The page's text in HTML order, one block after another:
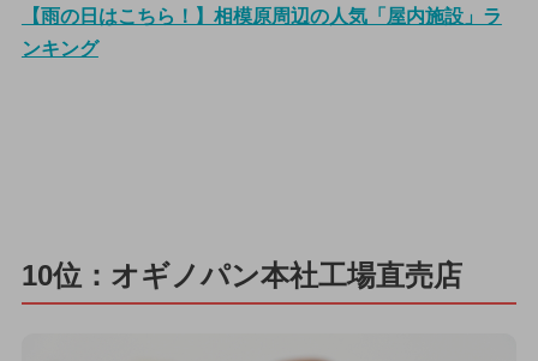
【雨の日はこちら！】相模原周辺の人気「屋内施設」ラ
ンキング
10位：オギノパン本社工場直売店